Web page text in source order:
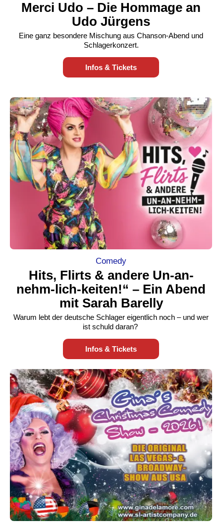
Merci Udo – Die Hommage an
Udo Jürgens
Eine ganz besondere Mischung aus Chanson-Abend und
Schlagerkonzert.
Infos & Tickets
Comedy
Hits, Flirts & andere Un-an-
nehm-lich-keiten!“ – Ein Abend
mit Sarah Barelly
Warum lebt der deutsche Schlager eigentlich noch – und wer
ist schuld daran?
Infos & Tickets